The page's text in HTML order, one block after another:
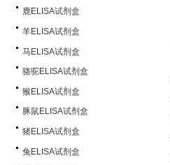
鹿ELISA试剂盒
羊ELISA试剂盒
马ELISA试剂盒
骆驼ELISA试剂盒
猴ELISA试剂盒
豚鼠ELISA试剂盒
猪ELISA试剂盒
兔ELISA试剂盒